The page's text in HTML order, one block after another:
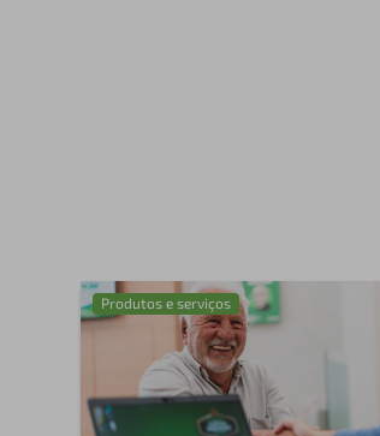
Produtos e serviços